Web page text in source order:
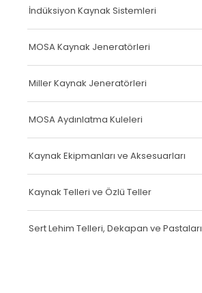
İndüksiyon Kaynak Sistemleri
MOSA Kaynak Jeneratörleri
Miller Kaynak Jeneratörleri
MOSA Aydınlatma Kuleleri
Kaynak Ekipmanları ve Aksesuarları
Kaynak Telleri ve Özlü Teller
Sert Lehim Telleri, Dekapan ve Pastaları